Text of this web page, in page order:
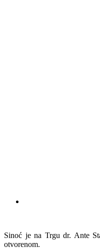
Sinoć je na Trgu dr. Ante
otvorenom.